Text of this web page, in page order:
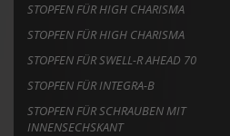
STOPFEN FÜR HIGH CHARISMA
STOPFEN FÜR HIGH CHARISMA
STOPFEN FÜR SWELL-R AHEAD 70
STOPFEN FÜR INTEGRA-B
STOPFEN FÜR SCHRAUBEN MIT
INNENSECHSKANT